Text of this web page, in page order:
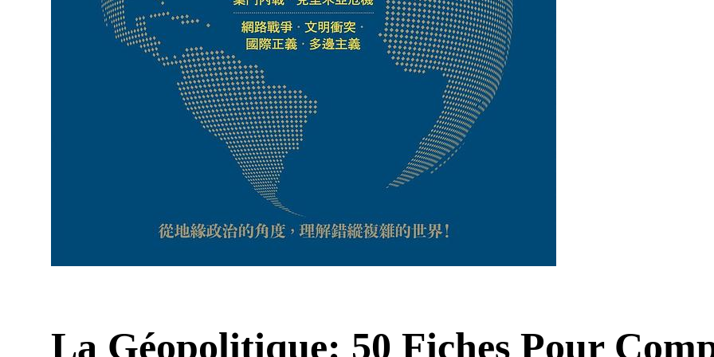
La Géopolitique: 50 Fiches Pour